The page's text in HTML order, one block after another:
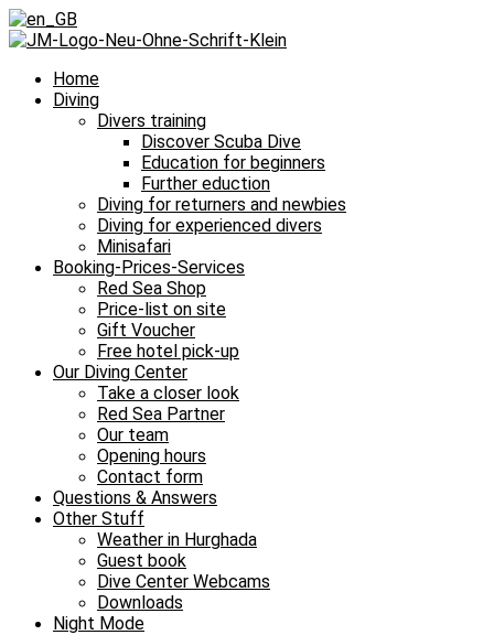
Home
Diving
Divers training
Discover Scuba Dive
Education for beginners
Further eduction
Diving for returners and newbies
Diving for experienced divers
Minisafari
Booking-Prices-Services
Red Sea Shop
Price-list on site
Gift Voucher
Free hotel pick-up
Our Diving Center
Take a closer look
Red Sea Partner
Our team
Opening hours
Contact form
Questions & Answers
Other Stuff
Weather in Hurghada
Guest book
Dive Center Webcams
Downloads
Night Mode